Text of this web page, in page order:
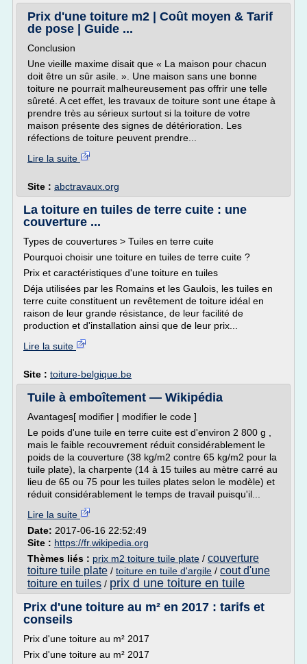
Prix d'une toiture m2 | Coût moyen & Tarif
de pose | Guide ...
Conclusion
Une vieille maxime disait que « La maison pour chacun
doit être un sûr asile. ». Une maison sans une bonne
toiture ne pourrait malheureusement pas offrir une telle
sûreté. A cet effet, les travaux de toiture sont une étape à
prendre très au sérieux surtout si la toiture de votre
maison présente des signes de détérioration. Les
réfections de toiture peuvent prendre...
Lire la suite
Site : abctravaux.org
La toiture en tuiles de terre cuite : une
couverture ...
Types de couvertures > Tuiles en terre cuite
Pourquoi choisir une toiture en tuiles de terre cuite ?
Prix et caractéristiques d'une toiture en tuiles
Déja utilisées par les Romains et les Gaulois, les tuiles en
terre cuite constituent un revêtement de toiture idéal en
raison de leur grande résistance, de leur facilité de
production et d'installation ainsi que de leur prix...
Lire la suite
Site : toiture-belgique.be
Tuile à emboîtement — Wikipédia
Avantages[ modifier | modifier le code ]
Le poids d'une tuile en terre cuite est d'environ 2 800 g ,
mais le faible recouvrement réduit considérablement le
poids de la couverture (38 kg/m2 contre 65 kg/m2 pour la
tuile plate), la charpente (14 à 15 tuiles au mètre carré au
lieu de 65 ou 75 pour les tuiles plates selon le modèle) et
réduit considérablement le temps de travail puisqu'il...
Lire la suite
Date: 2017-06-16 22:52:49
Site : https://fr.wikipedia.org
Thèmes liés : prix m2 toiture tuile plate / couverture
toiture tuile plate / toiture en tuile d'argile / cout d'une
toiture en tuiles / prix d une toiture en tuile
Prix d'une toiture au m² en 2017 : tarifs et
conseils
Prix d'une toiture au m² 2017
Prix d'une toiture au m² 2017